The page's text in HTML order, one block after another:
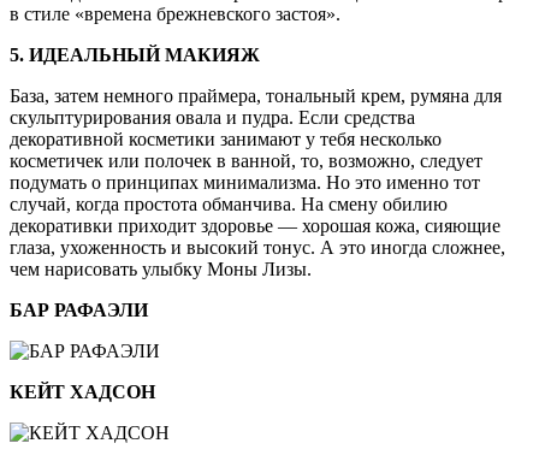
в стиле «времена брежневского застоя».
5. ИДЕАЛЬНЫЙ МАКИЯЖ
База, затем немного праймера, тональный крем, румяна для
скульптурирования овала и пудра. Если средства
декоративной косметики занимают у тебя несколько
косметичек или полочек в ванной, то, возможно, следует
подумать о принципах минимализма. Но это именно тот
случай, когда простота обманчива. На смену обилию
декоративки приходит здоровье — хорошая кожа, сияющие
глаза, ухоженность и высокий тонус. А это иногда сложнее,
чем нарисовать улыбку Моны Лизы.
БАР РАФАЭЛИ
КЕЙТ ХАДСОН